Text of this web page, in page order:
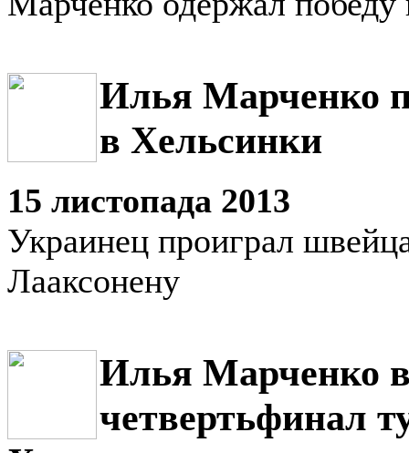
Илья Марченко
в Хельсинки
15 листопада 2013
Украинец проиграл
Лааксонену
Илья Марченко
четвертьфинал